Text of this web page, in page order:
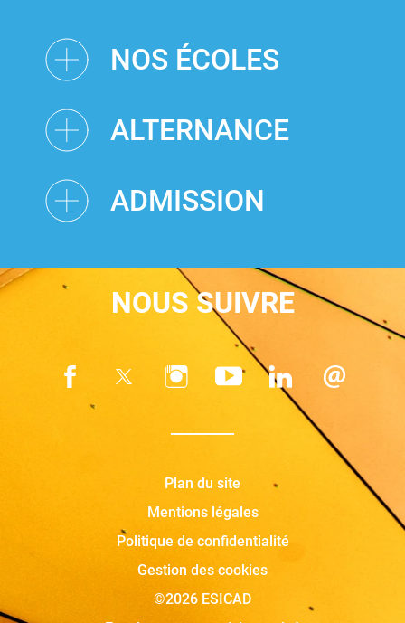
NOS ÉCOLES
ALTERNANCE
ADMISSION
NOUS SUIVRE
Plan du site
Mentions légales
Politique de confidentialité
Gestion des cookies
©2026 ESICAD